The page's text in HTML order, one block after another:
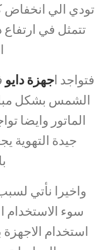
تودي الي انخفاض
تتمثل في ارتفاع
فتواجد اجهزة دايو
الشمس بشكل
الماتور وايضا
جيدة التهوية
واخيرا نأتي
سوء الاستخدام
استخدام